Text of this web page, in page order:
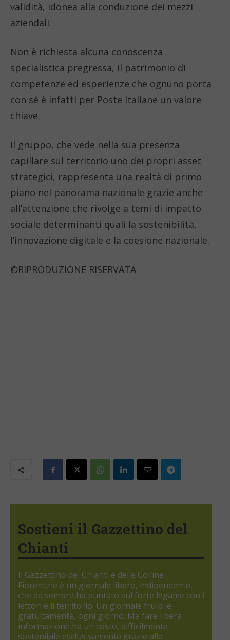
validità, idonea alla conduzione dei mezzi
aziendali.
Non è richiesta alcuna conoscenza
specialistica pregressa, il patrimonio di
competenze ed esperienze che ognuno porta
con sé è infatti per Poste Italiane un valore
chiave.
Il gruppo, che vede nella sua presenza
capillare sul territorio uno dei propri asset
strategici, rappresenta una realtà di primo
piano nel panorama nazionale grazie anche
all’attenzione che rivolge a temi di impatto
sociale determinanti quali la sostenibilità,
l’innovazione digitale e la coesione nazionale.
©RIPRODUZIONE RISERVATA
Sostieni il Gazzettino del
Chianti
Il Gazzettino del Chianti e delle Colline
Fiorentine è un giornale libero, indipendente,
che da sempre ha puntato sul forte legame con i
lettori e il territorio. Un giornale fruibile
gratuitamente, ogni giorno. Ma fare libera
informazione ha un costo, difficilmente
sostenibile esclusivamente grazie alla